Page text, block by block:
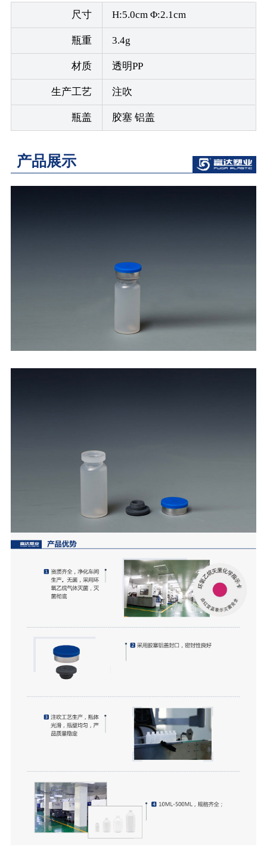
尺寸 H:5.0cm Φ:2.1cm
瓶重 3.4g
材质 透明PP
生产工艺 注吹
瓶盖 胶塞 铝盖
产品展示